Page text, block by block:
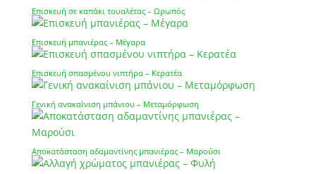
Επισκευή σε καπάκι τουαλέτας – Ωρωπός
Επισκευή μπανιέρας – Μέγαρα
Επισκευή σπασμένου νιπτήρα – Κερατέα
Γενική ανακαίνιση μπάνιου – Μεταμόρφωση
Αποκατάσταση αδαμαντίνης μπανιέρας – Μαρούσι